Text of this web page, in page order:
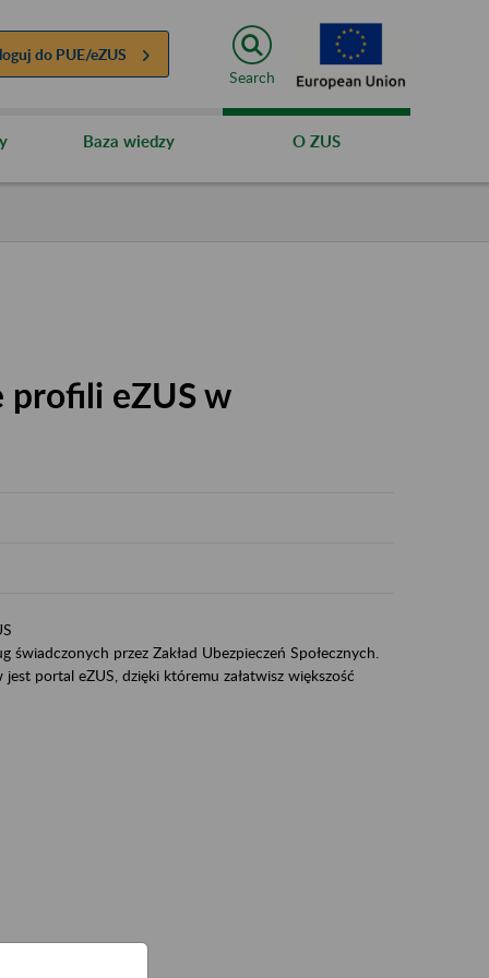
do PUE/eZUS
Search
Baza wiedzy O ZUS
profili eZUS w
przez Zakład Ubezpieczeń Społecznych.
portal eZUS, dzięki któremu załatwisz większość